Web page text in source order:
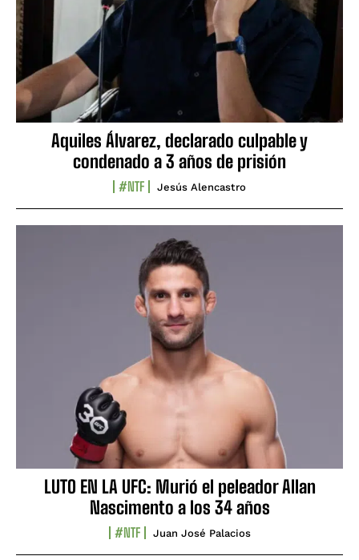
Aquiles Álvarez, declarado culpable y
condenado a 3 años de prisión
#NTF Jesús Alencastro
LUTO EN LA UFC: Murió el peleador Allan
Nascimento a los 34 años
#NTF Juan José Palacios